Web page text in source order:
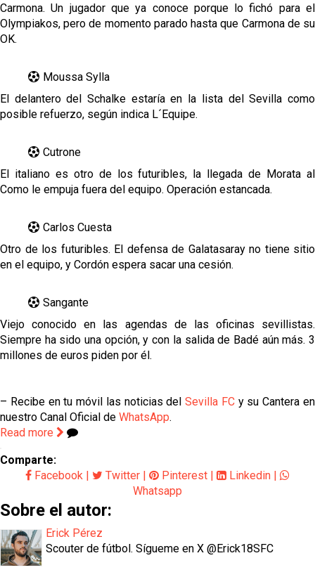
Carmona. Un jugador que ya conoce porque lo fichó para el
Olympiakos, pero de momento parado hasta que Carmona de su
OK.
Moussa Sylla
El delantero del Schalke estaría en la lista del Sevilla como
posible refuerzo, según indica L´Equipe.
Cutrone
El italiano es otro de los futuribles, la llegada de Morata al
Como le empuja fuera del equipo. Operación estancada.
Carlos Cuesta
Otro de los futuribles. El defensa de Galatasaray no tiene sitio
en el equipo, y Cordón espera sacar una cesión.
Sangante
Viejo conocido en las agendas de las oficinas sevillistas.
Siempre ha sido una opción, y con la salida de Badé aún más. 3
millones de euros piden por él.
– Recibe en tu móvil las noticias delSevilla FCy su Cantera en
nuestro Canal Oficial de WhatsApp.
Read more
Comparte:
Facebook | Twitter | Pinterest | Linkedin |
Whatsapp
Sobre el autor:
Erick Pérez
Scouter de fútbol. Sígueme en X @Erick18SFC